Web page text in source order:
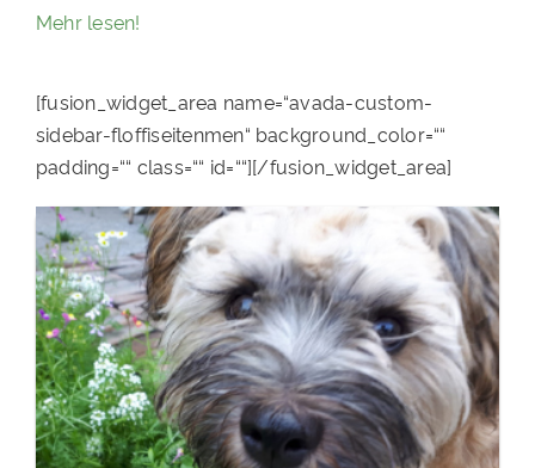
Mehr lesen!
[fusion_widget_area name=“avada-custom-
sidebar-floffiseitenmen“ background_color=““
padding=““ class=““ id=““][/fusion_widget_area]